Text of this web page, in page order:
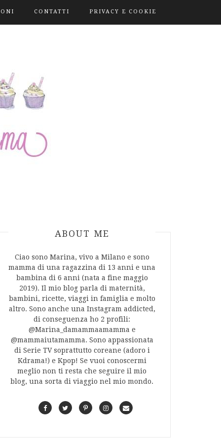
CONTATTI PRIVACY E COOKIE
ABOUT AUTHOR
ABOUT ME
Ciao sono Marina, vivo a Milano e sono
mamma di una ragazzina di 13 anni e una
bambina di 6 anni (nata a fine maggio
2019). Il mio blog parla di maternità,
bambini, ricette, viaggi in famiglia e molto
altro. Sono anche una Instagram addicted,
di conseguenza ho 2 profili:
@Marina_damammaamamma e
@mammaiutamamma. Sono appassionata
di Serie TV soprattutto coreane (adoro i
Kdrama!) e Kpop! Se vuoi conoscermi
meglio non ti resta che seguire il mio
blog, una sorta di viaggio nel mio mondo.
F
T
P
I
C